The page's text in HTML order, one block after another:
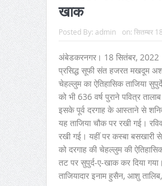
खाक
Posted By: admin on: सितम्बर
अंबेडकरनगर। 18 सितंबर, 2022
प्रसिद्ध सूफी संत हजरत मखदूम
चेहल्लुम का ऐतिहासिक ताजिया
को भी 636 वर्ष पुराने पवित्र
इसके पूर्व दरगाह के आस्ताने से
यह ताजिया चौक पर रखी गई।
रखी गई। यहीं पर कस्बा बसखारी
को दरगाह की चेहल्लुम की
तट पर सुपुर्द-ए-खाक कर दिया
ताजियादार इनाम हुसैन, आशु